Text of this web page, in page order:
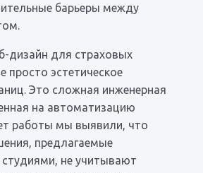
барьеры между
дизайн для страховых
просто эстетическое
Это сложная инженерная
на автоматизацию
работы мы выявили, что
предлагаемые
не учитывают